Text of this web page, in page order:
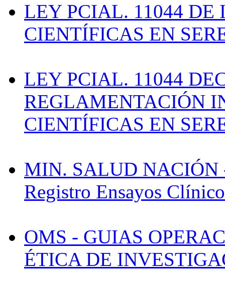
LEY PCIAL. 11044 DE
CIENTÍFICAS EN
LEY PCIAL. 11044
REGLAMENTACIÓN
CIENTÍFICAS EN
MIN. SALUD NACIÓN
Registro Ensayos
OMS - GUIAS
ÉTICA DE